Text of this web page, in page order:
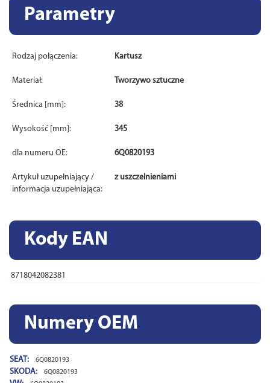
Parametry
Rodzaj połączenia: Kartusz
Materiał: Tworzywo sztuczne
Średnica [mm]: 38
Wysokość [mm]: 345
dla numeru OE: 6Q0820193
Artykuł uzupełniający /
informacja uzupełniająca:
z uszczelnieniami
Kody EAN
8718042082381
Numery OEM
SEAT: 6Q0820193
SKODA: 6Q0820193